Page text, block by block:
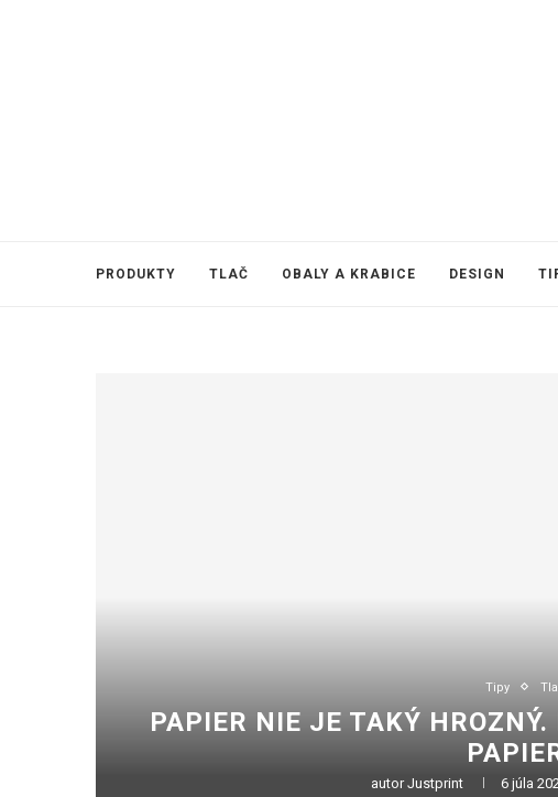
PRODUKTY TLAČ OBALY A KRABICE DESIGN
Tipy
PAPIER NIE JE TAKÝ
autorJustprint 6 júla